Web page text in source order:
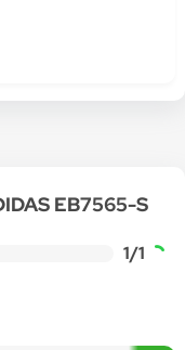
EB7565-S
1/1